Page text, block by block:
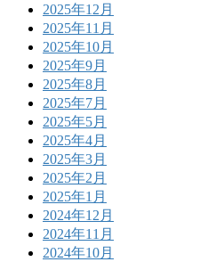
2025年12月
2025年11月
2025年10月
2025年9月
2025年8月
2025年7月
2025年5月
2025年4月
2025年3月
2025年2月
2025年1月
2024年12月
2024年11月
2024年10月